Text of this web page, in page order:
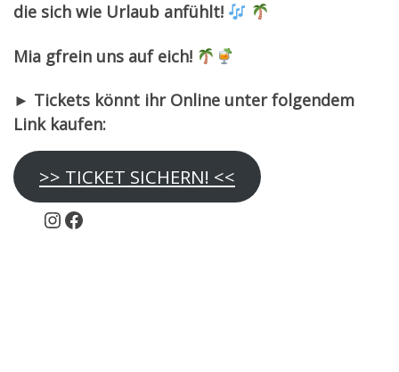
die sich wie Urlaub anfühlt!
Mia gfrein uns auf eich!
► Tickets könnt ihr Online unter folgendem
Link kaufen:
>> TICKET SICHERN! <<
Instagram
Facebook